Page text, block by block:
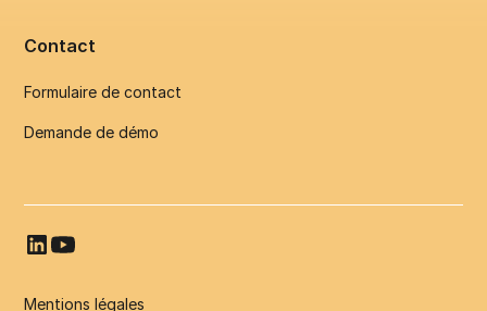
Contact
Formulaire de contact
Demande de démo
Mentions légales